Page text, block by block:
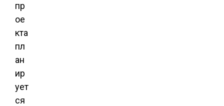
пр
ое
кта
пл
ан
ир
ует
ся